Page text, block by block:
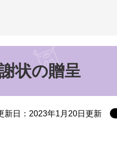
状の贈呈
新日：2023年1月20日更新